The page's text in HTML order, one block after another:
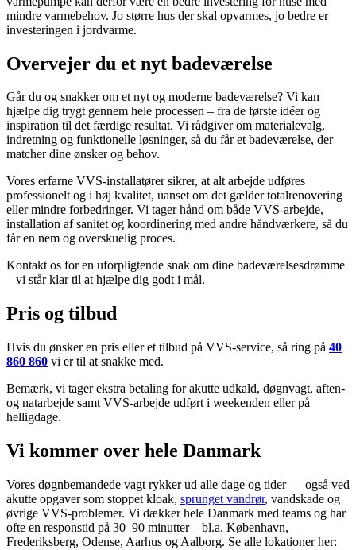
mindre varmebehov. Jo større hus der skal opvarmes, jo bedre er
investeringen i jordvarme.
Overvejer du et nyt badeværelse
Går du og snakker om et nyt og moderne badeværelse? Vi kan
hjælpe dig trygt gennem hele processen – fra de første idéer og
inspiration til det færdige resultat. Vi rådgiver om materialevalg,
indretning og funktionelle løsninger, så du får et badeværelse, der
matcher dine ønsker og behov.
Vores erfarne VVS-installatører sikrer, at alt arbejde udføres
professionelt og i høj kvalitet, uanset om det gælder totalrenovering
eller mindre forbedringer. Vi tager hånd om både VVS-arbejde,
installation af sanitet og koordinering med andre håndværkere, så du
får en nem og overskuelig proces.
Kontakt os for en uforpligtende snak om dine badeværelsesdrømme
– vi står klar til at hjælpe dig godt i mål.
Pris og tilbud
Hvis du ønsker en pris eller et tilbud på VVS-service, så ring på 40
860 860 vi er til at snakke med.
Bemærk, vi tager ekstra betaling for akutte udkald, døgnvagt, aften-
og natarbejde samt VVS-arbejde udført i weekenden eller på
helligdage.
Vi kommer over hele Danmark
Vores døgnbemandede vagt rykker ud alle dage og tider — også ved
akutte opgaver som stoppet kloak, sprunget vandrør, vandskade og
øvrige VVS-problemer. Vi dækker hele Danmark med teams og har
ofte en responstid på 30–90 minutter – bl.a. København,
Frederiksberg, Odense, Aarhus og Aalborg. Se alle lokationer her: